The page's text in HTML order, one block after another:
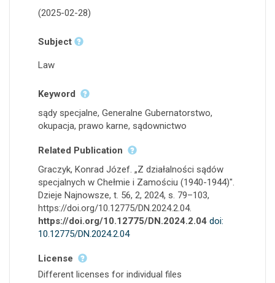
(2025-02-28)
Subject
Law
Keyword
sądy specjalne, Generalne Gubernatorstwo,
okupacja, prawo karne, sądownictwo
Related Publication
Graczyk, Konrad Józef. „Z działalności sądów
specjalnych w Chełmie i Zamościu (1940-1944)".
Dzieje Najnowsze, t. 56, 2, 2024, s. 79–103,
https://doi.org/10.12775/DN.2024.2.04.
https://doi.org/10.12775/DN.2024.2.04 doi:
10.12775/DN.2024.2.04
License
Different licenses for individual files